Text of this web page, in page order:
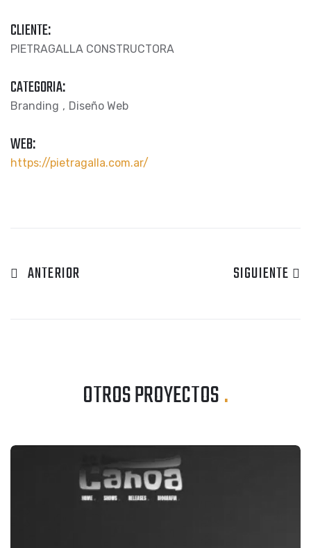
CLIENTE:
PIETRAGALLA CONSTRUCTORA
CATEGORIA:
Branding Diseño Web
WEB:
https://pietragalla.com.ar/
ANTERIOR SIGUIENTE
OTROS PROYECTOS.